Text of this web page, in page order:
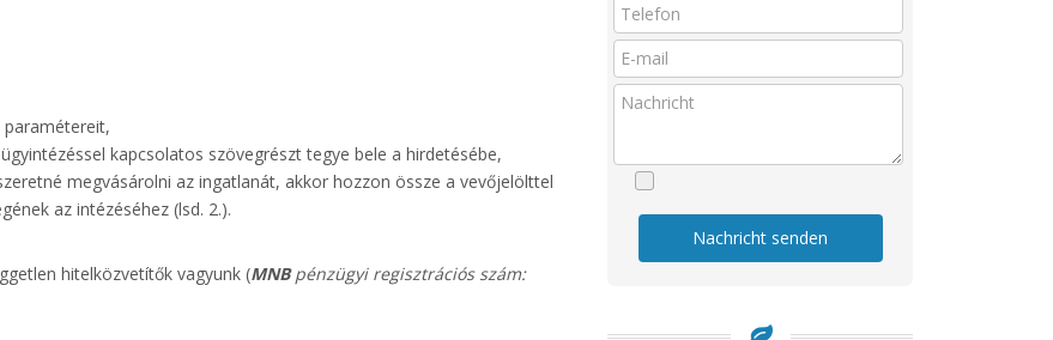
kapcsolatos szövegrészt tegye bele a hirdetésébe,
megvásárolni az ingatlanát, akkor hozzon össze a vevőjelölttel
az intézéséhez (lsd. 2.).
hitelközvetítők vagyunk (MNBpénzügyi regisztrációs szám:
Nachricht senden